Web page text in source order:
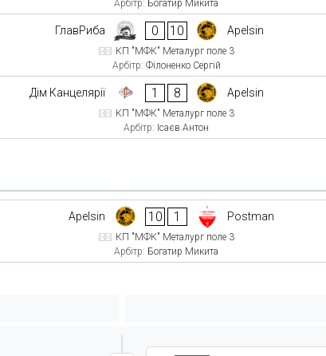
Арбітр: Богатир Микита
ГлавРиба 0 10 Apelsin
КП "МФК" Металург поле 3
Арбітр: Філоненко Сергій
Дім Канцелярії 1 8 Apelsin
КП "МФК" Металург поле 3
Арбітр: Ісаєв Антон
Apelsin 10 1 Postman
КП "МФК" Металург поле 3
Арбітр: Богатир Микита